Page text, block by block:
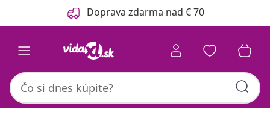
Predchádzajúce Doprava zdarma nad € 70